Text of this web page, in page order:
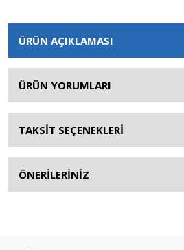
ÜRÜN AÇIKLAMASI
ÜRÜN YORUMLARI
TAKSİT SEÇENEKLERİ
ÖNERİLERİNİZ